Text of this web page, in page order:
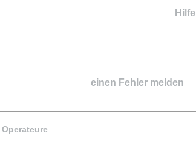
Hilfe
einen Fehler melden